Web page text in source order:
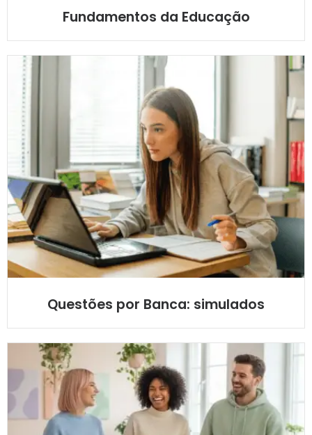
Fundamentos da Educação
Questões por Banca: simulados